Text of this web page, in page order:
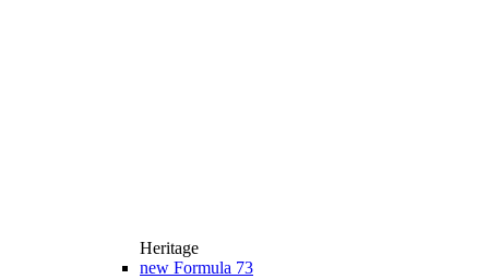
Heritage
new Formula 73